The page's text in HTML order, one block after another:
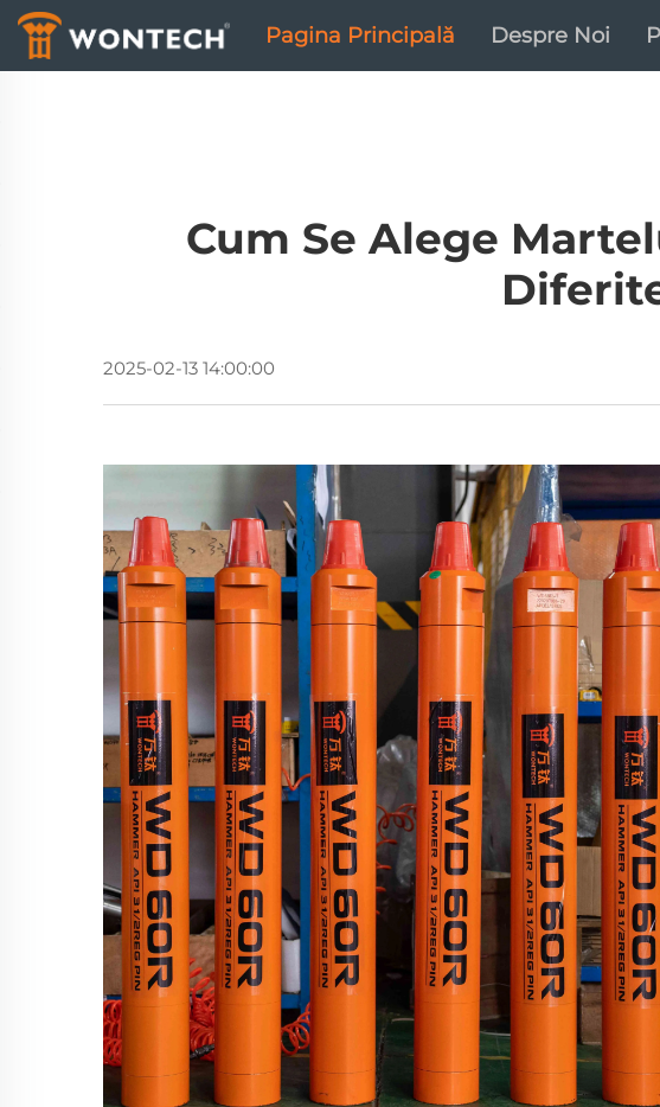
Pagina Principală Despre Noi
Cum Se Alege
2025-02-13 14:00:00